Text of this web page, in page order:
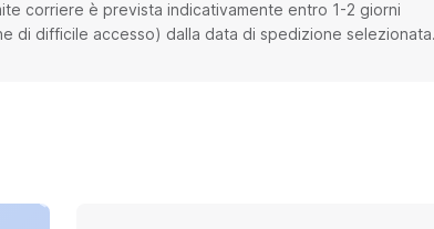
corriere è prevista indicativamente entro 1-2 giorni
di difficile accesso) dalla data di spedizione selezionata.